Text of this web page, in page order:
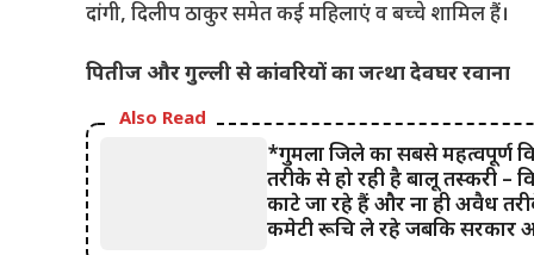
दांगी, दिलीप ठाकुर समेत कई महिलाएं व बच्चे शामिल हैं।
पितीज और गुल्ली से कांवरियों का जत्था देवघर रवाना
Also Read
*गुमला जिले का सबसे महत्वपूर्ण
तरीके से हो रही है बालू तस्करी –
काटे जा रहे हैं और ना ही अवैध
कमेटी रूचि ले रहे जबकि सरकार